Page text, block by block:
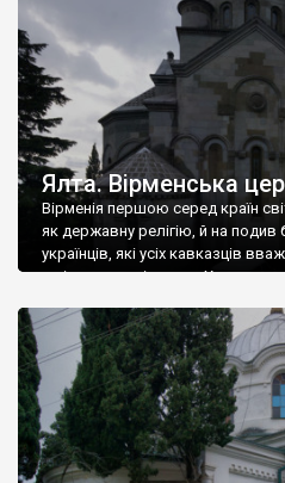
Ялта. Вірменська
Вірменія першою серед країн
як державну релігію, й на подив
українців, які усіх кавказців
є відданими вірянами Христа